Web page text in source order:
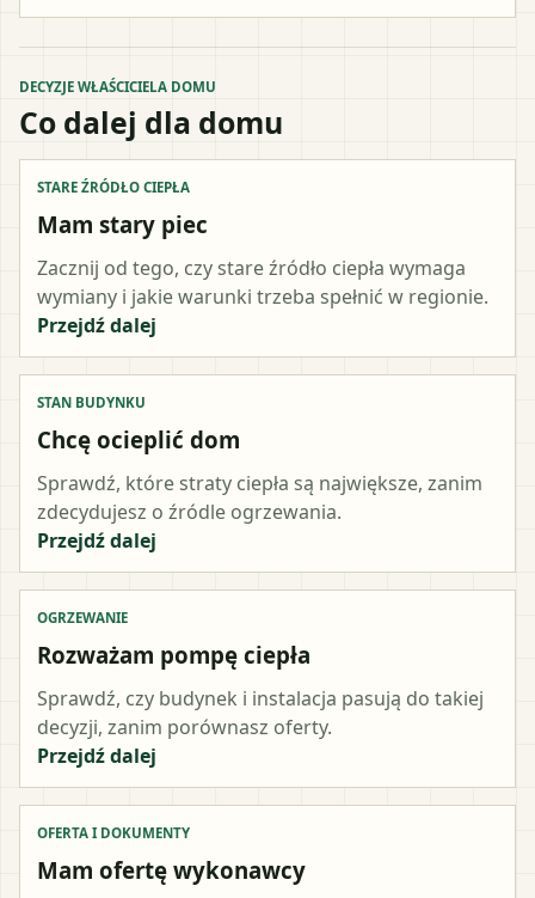
DECYZJE WŁAŚCICIELA DOMU
Co dalej dla domu
STARE ŹRÓDŁO CIEPŁA
Mam stary piec
Zacznij od tego, czy stare źródło ciepła wymaga
wymiany i jakie warunki trzeba spełnić w regionie.
Przejdź dalej
STAN BUDYNKU
Chcę ocieplić dom
Sprawdź, które straty ciepła są największe, zanim
zdecydujesz o źródle ogrzewania.
Przejdź dalej
OGRZEWANIE
Rozważam pompę ciepła
Sprawdź, czy budynek i instalacja pasują do takiej
decyzji, zanim porównasz oferty.
Przejdź dalej
OFERTA I DOKUMENTY
Mam ofertę wykonawcy